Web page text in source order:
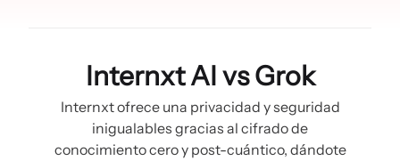
Internxt AI vs Grok
Internxt ofrece una privacidad y seguridad
inigualables gracias al cifrado de
conocimiento cero y post-cuántico, dándote